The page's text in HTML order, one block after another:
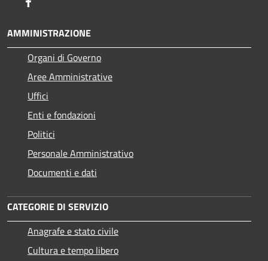
AMMINISTRAZIONE
Organi di Governo
Aree Amministrative
Uffici
Enti e fondazioni
Politici
Personale Amministrativo
Documenti e dati
CATEGORIE DI SERVIZIO
Anagrafe e stato civile
Cultura e tempo libero